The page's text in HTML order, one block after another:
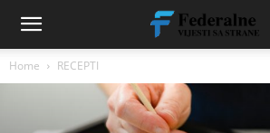
Home RECEPTI